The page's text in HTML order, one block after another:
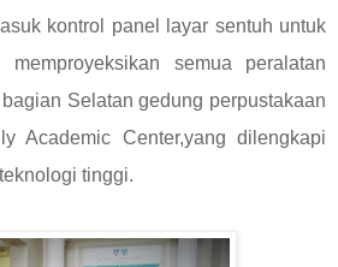
kontrol panel layar sentuh untuk
memproyeksikan semua peralatan
Selatan gedung perpustakaan
Academic Center,yang dilengkapi
tinggi.